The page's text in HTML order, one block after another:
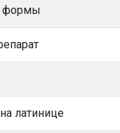
формы
латинице